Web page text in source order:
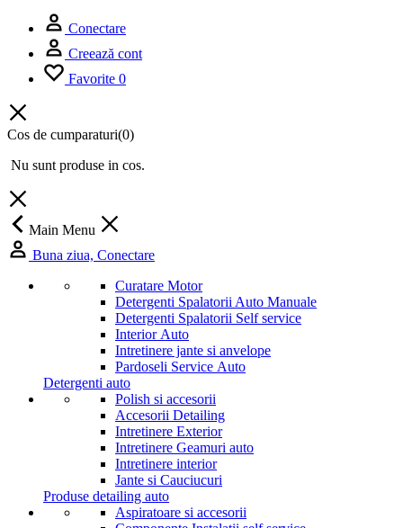
Conectare
Creează cont
Favorite 0
Cos de cumparaturi(0)
Nu sunt produse in cos.
Main Menu
Buna ziua, Conectare
Curatare Motor
Detergenti Spalatorii Auto Manuale
Detergenti Spalatorii Self service
Interior Auto
Intretinere jante si anvelope
Pardoseli Service Auto
Detergenti auto
Polish si accesorii
Accesorii Detailing
Intretinere Exterior
Intretinere Geamuri auto
Intretinere interior
Jante si Cauciucuri
Produse detailing auto
Aspiratoare si accesorii